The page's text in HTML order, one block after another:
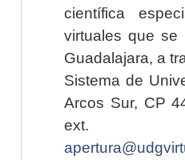
científica
virtuales que se
Guadalajara, a
Sistema de
Arcos Sur, CP
ext.